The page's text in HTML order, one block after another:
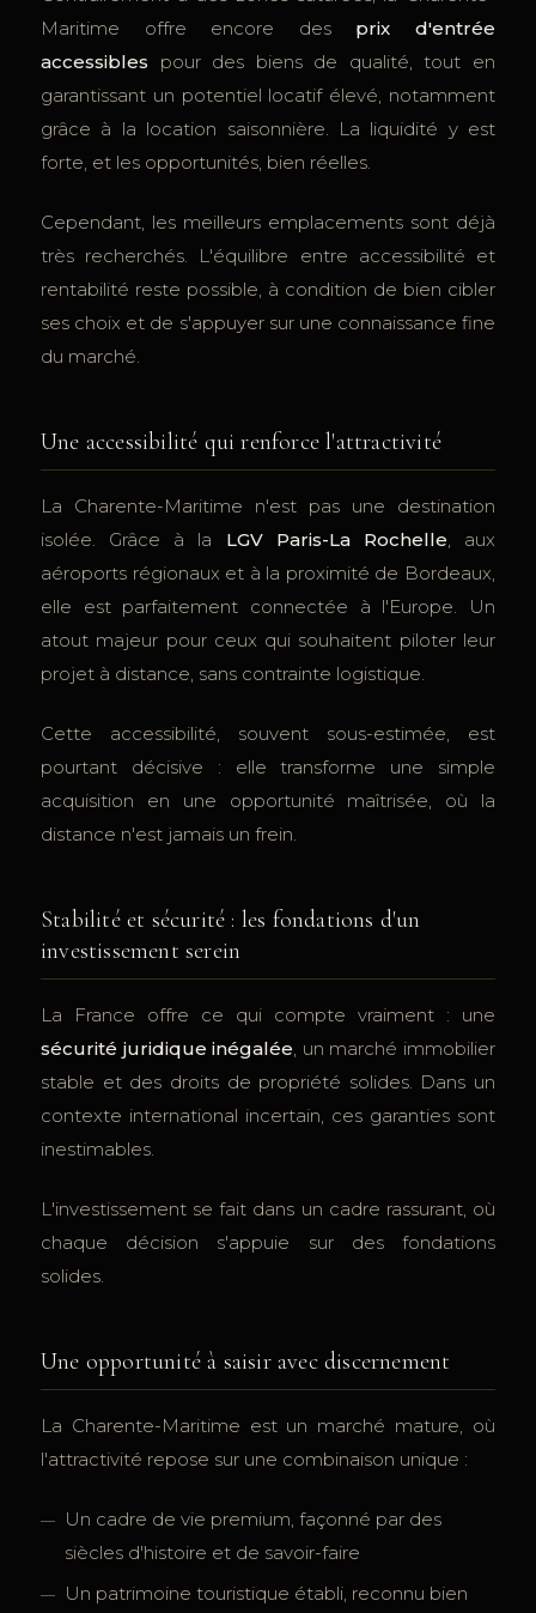
Maritime offre encore des prix d'entrée
accessibles pour des biens de qualité, tout en
garantissant un potentiel locatif élevé, notamment
grâce à la location saisonnière. La liquidité y est
forte, et les opportunités, bien réelles.
Cependant, les meilleurs emplacements sont déjà
très recherchés. L'équilibre entre accessibilité et
rentabilité reste possible, à condition de bien cibler
ses choix et de s'appuyer sur une connaissance fine
du marché.
Une accessibilité qui renforce l'attractivité
La Charente-Maritime n'est pas une destination
isolée. Grâce à la LGV Paris-La Rochelle, aux
aéroports régionaux et à la proximité de Bordeaux,
elle est parfaitement connectée à l'Europe. Un
atout majeur pour ceux qui souhaitent piloter leur
projet à distance, sans contrainte logistique.
Cette accessibilité, souvent sous-estimée, est
pourtant décisive : elle transforme une simple
acquisition en une opportunité maîtrisée, où la
distance n'est jamais un frein.
Stabilité et sécurité : les fondations d'un
investissement serein
La France offre ce qui compte vraiment : une
sécurité juridique inégalée, un marché immobilier
stable et des droits de propriété solides. Dans un
contexte international incertain, ces garanties sont
inestimables.
L'investissement se fait dans un cadre rassurant, où
chaque décision s'appuie sur des fondations
solides.
Une opportunité à saisir avec discernement
La Charente-Maritime est un marché mature, où
l'attractivité repose sur une combinaison unique :
Un cadre de vie premium, façonné par des
siècles d'histoire et de savoir-faire
Un patrimoine touristique établi, reconnu bien